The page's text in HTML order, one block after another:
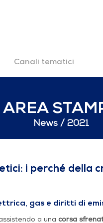
Canali tematici
AREA
News 2021
della
i perché della
gas e diritti di
a una corsa